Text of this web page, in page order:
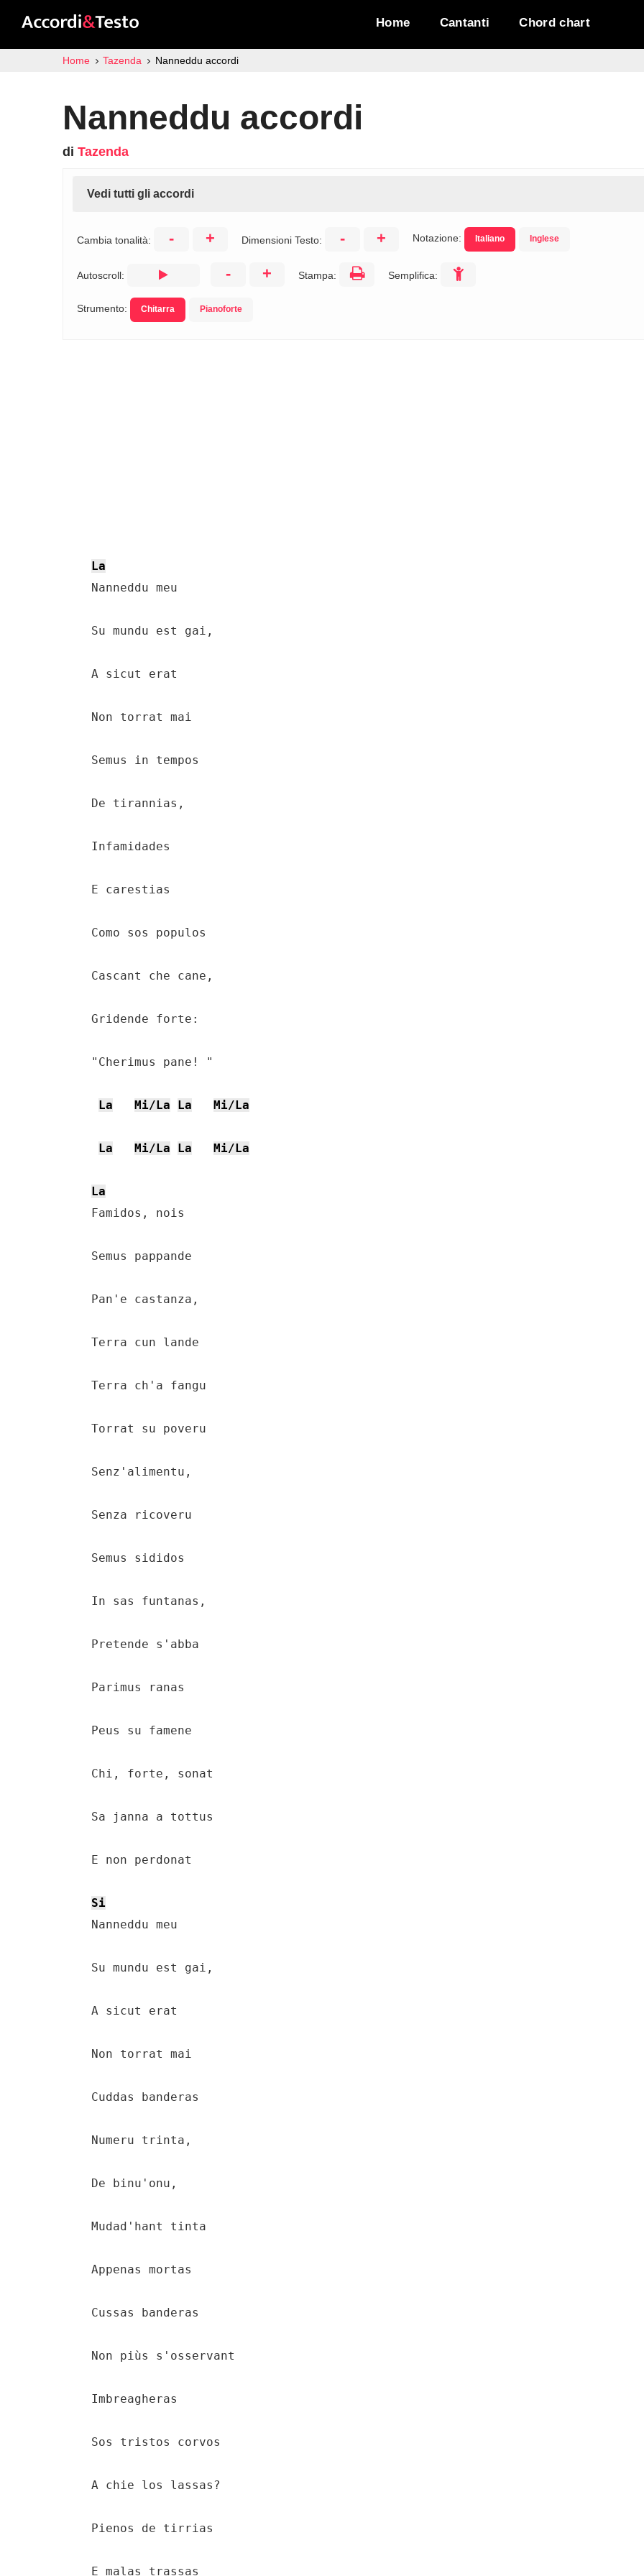
Home Cantanti Chord chart
Home Tazenda Nanneddu accordi
Nanneddu accordi
di Tazenda
Vedi tutti gli accordi
Cambia tonalità: - + Dimensioni Testo: - + Notazione: Italiano Inglese
Autoscroll: - + Stampa: Semplifica:
Strumento: Chitarra Pianoforte
La
    Nanneddu meu
    Su mundu est gai,
    A sicut erat
    Non torrat mai
    Semus in tempos
    De tirannias,
    Infamidades
    E carestias
    Como sos populos
    Cascant che cane,
    Gridende forte:
    "Cherimus pane! "
La Mi/La La Mi/La
La Mi/La La Mi/La
La
    Famidos, nois
    Semus pappande
    Pan'e castanza,
    Terra cun lande
    Terra ch'a fangu
    Torrat su poveru
    Senz'alimentu,
    Senza ricoveru
    Semus sididos
    In sas funtanas,
    Pretende s'abba
    Parimus ranas
    Peus su famene
    Chi, forte, sonat
    Sa janna a tottus
    E non perdonat
Si
    Nanneddu meu
    Su mundu est gai,
    A sicut erat
    Non torrat mai
    Cuddas banderas
    Numeru trinta,
    De binu'onu,
    Mudad'hant tinta
    Appenas mortas
    Cussas banderas
    Non piùs s'osservant
    Imbreagheras
    Sos tristos corvos
    A chie los lassas?
    Pienos de tirrias
    E malas trassas